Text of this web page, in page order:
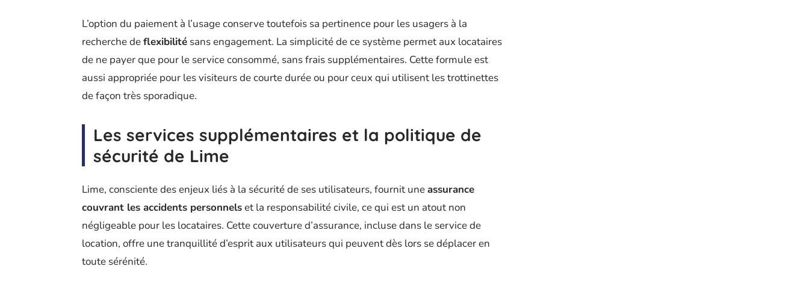
L’option du paiement à l’usage conserve toutefois sa pertinence pour les usagers à la
recherche deflexibilité sans engagement. La simplicité de ce système permet aux locataires
de ne payer que pour le service consommé, sans frais supplémentaires. Cette formule est
aussi appropriée pour les visiteurs de courte durée ou pour ceux qui utilisent les trottinettes
de façon très sporadique.
Les services supplémentaires et la politique de
sécurité de Lime
Lime, consciente des enjeux liés à la sécurité de ses utilisateurs, fournit uneassurance
couvrant les accidents personnelset la responsabilité civile, ce qui est un atout non
négligeable pour les locataires. Cette couverture d’assurance, incluse dans le service de
location, offre une tranquillité d’esprit aux utilisateurs qui peuvent dès lors se déplacer en
toute sérénité.